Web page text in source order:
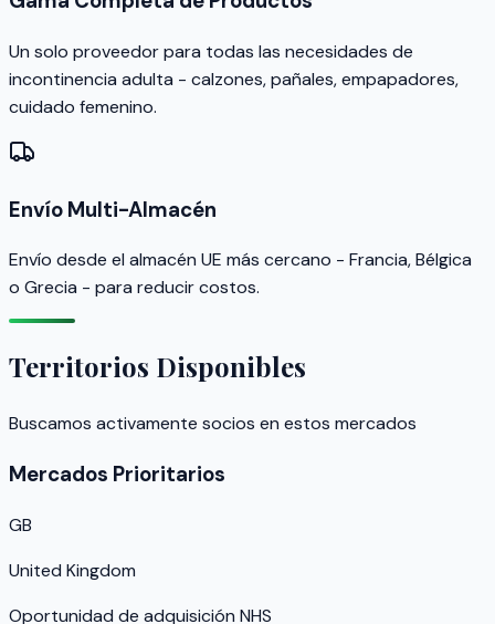
Un solo proveedor para todas las necesidades de
incontinencia adulta - calzones, pañales, empapadores,
cuidado femenino.
Envío Multi-Almacén
Envío desde el almacén UE más cercano - Francia, Bélgica
o Grecia - para reducir costos.
Territorios Disponibles
Buscamos activamente socios en estos mercados
Mercados Prioritarios
GB
United Kingdom
Oportunidad de adquisición NHS